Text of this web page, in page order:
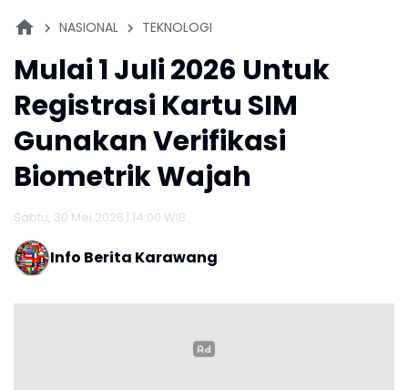
NASIONAL TEKNOLOGI
Mulai 1 Juli 2026 Untuk
Registrasi Kartu SIM
Gunakan Verifikasi
Biometrik Wajah
Sabtu, 30 Mei 2026 | 14:00 WIB
Info Berita Karawang